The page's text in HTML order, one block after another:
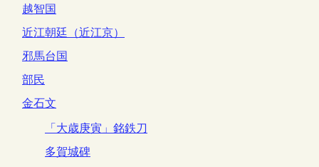
越智国
近江朝廷（近江京）
邪馬台国
部民
金石文
「大歳庚寅」銘鉄刀
多賀城碑